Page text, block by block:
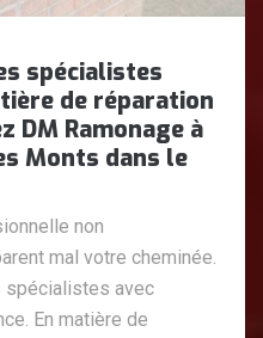
spécialistes
de réparation
DM Ramonage à
Monts dans le
non
mal votre cheminée.
spécialistes avec
En matière de